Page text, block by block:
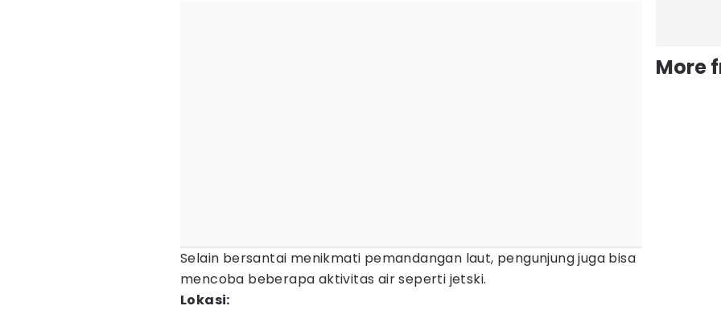
Selain bersantai menikmati pemandangan laut, pengunjung juga bisa
mencoba beberapa aktivitas air seperti jetski.
Lokasi:
More